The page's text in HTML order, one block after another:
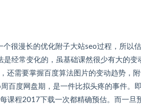
一个很漫长的优化附子大站seo过程，
变化的，虽基础课然很少有大的变动
，还需要掌握百度算法图片的变动趋势，
度网盘期，是一件比拟头疼的事件
载一次都精确预估。而一旦预估